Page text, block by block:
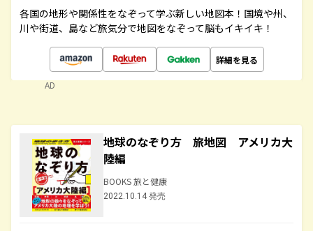
各国の地形や関係性をなぞって学ぶ新しい地図本！国境や州、
川や街道、島など旅気分で地図をなぞって脳もイキイキ！
詳細を見る
AD
地球のなぞり方 旅地図 アメリカ大
陸編
BOOKS 旅と健康
2022.10.14 発売